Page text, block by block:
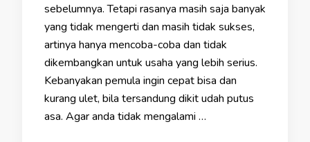
sebelumnya. Tetapi rasanya masih saja banyak
yang tidak mengerti dan masih tidak sukses,
artinya hanya mencoba-coba dan tidak
dikembangkan untuk usaha yang lebih serius.
Kebanyakan pemula ingin cepat bisa dan
kurang ulet, bila tersandung dikit udah putus
asa. Agar anda tidak mengalami …